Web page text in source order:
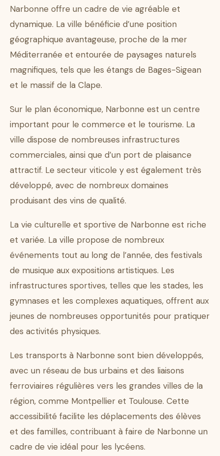
Narbonne offre un cadre de vie agréable et
dynamique. La ville bénéficie d’une position
géographique avantageuse, proche de la mer
Méditerranée et entourée de paysages naturels
magnifiques, tels que les étangs de Bages-Sigean
et le massif de la Clape.
Sur le plan économique, Narbonne est un centre
important pour le commerce et le tourisme. La
ville dispose de nombreuses infrastructures
commerciales, ainsi que d’un port de plaisance
attractif. Le secteur viticole y est également très
développé, avec de nombreux domaines
produisant des vins de qualité.
La vie culturelle et sportive de Narbonne est riche
et variée. La ville propose de nombreux
événements tout au long de l’année, des festivals
de musique aux expositions artistiques. Les
infrastructures sportives, telles que les stades, les
gymnases et les complexes aquatiques, offrent aux
jeunes de nombreuses opportunités pour pratiquer
des activités physiques.
Les transports à Narbonne sont bien développés,
avec un réseau de bus urbains et des liaisons
ferroviaires régulières vers les grandes villes de la
région, comme Montpellier et Toulouse. Cette
accessibilité facilite les déplacements des élèves
et des familles, contribuant à faire de Narbonne un
cadre de vie idéal pour les lycéens.